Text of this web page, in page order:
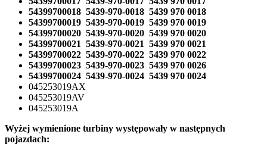
54399700018 5439-970-0018 5439 970 0018
54399700019 5439-970-0019 5439 970 0019
54399700020 5439-970-0020 5439 970 0020
54399700021 5439-970-0021 5439 970 0021
54399700022 5439-970-0022 5439 970 0022
54399700023 5439-970-0023 5439 970 0026
54399700024 5439-970-0024 5439 970 0024
045253019AX
045253019AV
045253019A
Wyżej wymienione turbiny występowały w następnych
pojazdach: